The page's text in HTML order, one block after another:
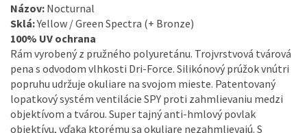
Názov: Nocturnal
Sklá:Yellow / Green Spectra (+ Bronze)
100% UV ochrana
Rám vyrobený z pružného polyuretánu. Trojvrstvová tvárová
pena s odvodom vlhkosti Dri-Force. Silikónový prúžok vnútri
popruhu udržuje okuliare na svojom mieste. Patentovaný
lopatkový systém ventilácie SPY proti zahmlievaniu medzi
objektívom a tvárou. Super tajný anti-hmlový povlak
objektívu, vďaka ktorému sa okuliare nezahmlievajú. S